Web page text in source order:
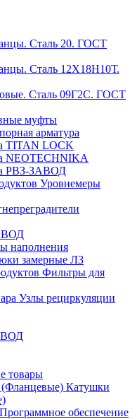
Сталь 20. ГОСТ
Сталь 12Х18Н10Т.
Сталь 09Г2С. ГОСТ
муфты
арматура
TITAN LOCK
NEOTECHNIKA
РВЗ-ЗАВОД
Уровнемеры
наполнения
замерные ЛЗ
Фильтры для
Узлы рециркуляции
товары
Катушки
Программное обеспечение